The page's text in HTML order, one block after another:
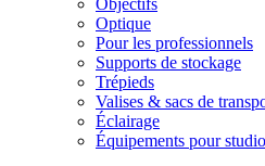
Objectifs
Optique
Pour les professionnels
Supports de stockage
Trépieds
Valises & sacs de
Éclairage
Équipements pour